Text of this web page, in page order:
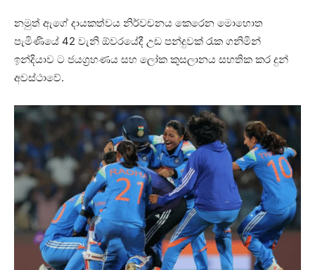
නමුත් ඇගේ දායකත්වය නිර්වචනය කෙරෙන මොහොත
පැමිණියේ 42 වැනි ඕවරයේදී උඩ පන්දුවක් රැක ගනිමින්
ඉන්දියාව ට ජයග්‍රහණය සහ ලෝක කුසලානය සහතික කර දුන්
අවස්ථාවේ.